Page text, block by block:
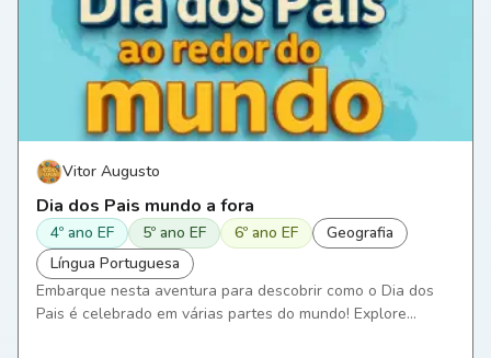
Vitor Augusto
Dia dos Pais mundo a fora
4º ano EF 5º ano EF 6º ano EF
Geografia
Língua Portuguesa
Embarque nesta aventura para descobrir como o Dia dos
Pais é celebrado em várias partes do mundo! Explore